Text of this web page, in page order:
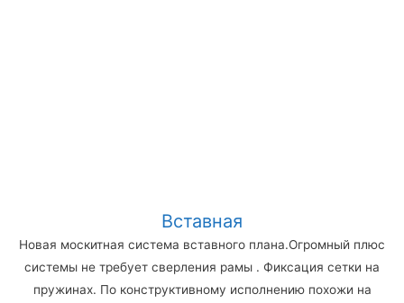
Вставная
Новая москитная система вставного плана.Огромный плюс
системы не требует сверления рамы . Фиксация сетки на
пружинах. По конструктивному исполнению похожи на